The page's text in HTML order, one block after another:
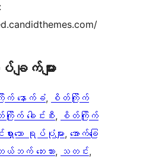
ျက်​များ
က် နောက်ခံ,
စိတ်ကြိုက်
ြိုက် ခေါင်းစီး,
စိတ်ကြိုက်
ရှားသော ရုပ်ပုံများ, အောက်ခြေ
ယ်ဘက် ဘေးဘား, သတင်း